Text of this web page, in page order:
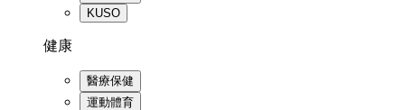
KUSO
健康
醫療保健
運動體育